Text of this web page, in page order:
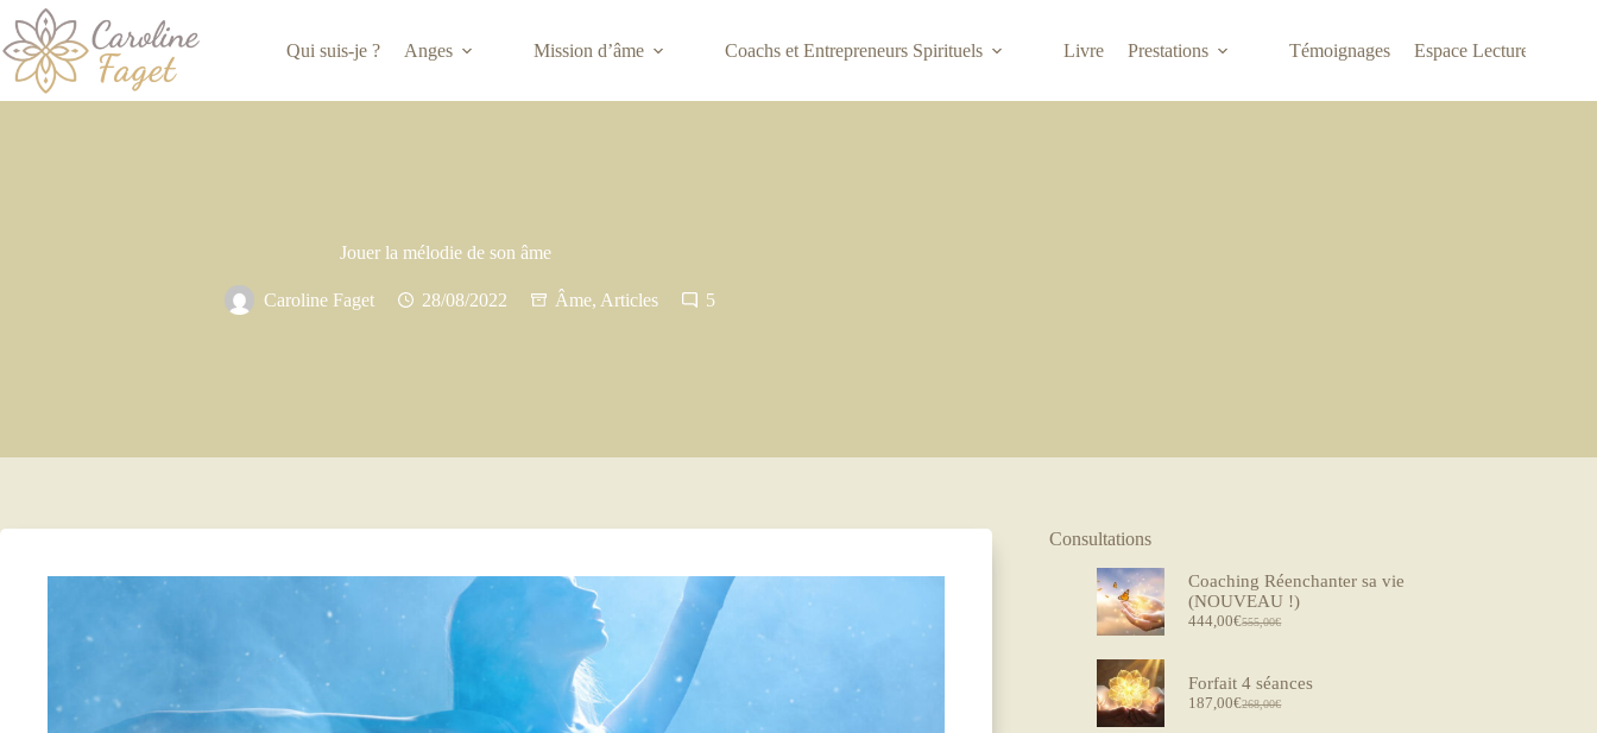
Qui suis-je ? Anges Mission d’âme Coachs et Entrepreneurs Spirituels Livre Prestations Témoignages Espace Lecture
Jouer la mélodie de son âme
Caroline Faget 28/08/2022 Âme, Articles 5
Consultations
Coaching Réenchanter sa vie
(NOUVEAU !)
555,00€
444,00€
Forfait 4 séances
268,00€
187,00€